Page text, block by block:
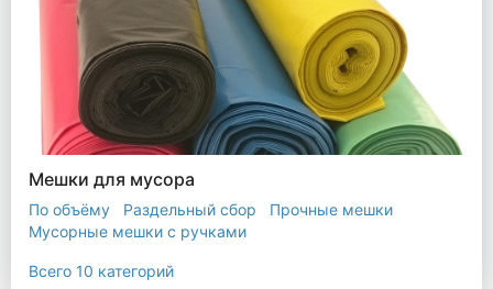
Мешки для мусора
По объёму Раздельный сбор
Прочные мешки
Мусорные мешки с ручками
Прозрачные мешки
Всего 10 категорий